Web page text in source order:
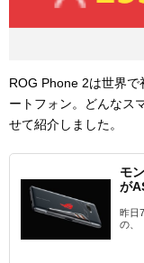
ROG Phone 2は世界
ートフォン。どんなス
せて紹介しました。
モ
が
昨日
の、